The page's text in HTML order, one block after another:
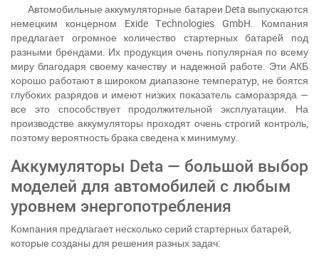
Автомобильные аккумуляторные батареи Deta выпускаются
немецким концерном Exide Тechnologies GmbH. Компания
предлагает огромное количество стартерных батарей под
разными брендами. Их продукция очень популярная по всему
миру благодаря своему качеству и надежной работе. Эти АКБ
хорошо работают в широком диапазоне температур, не боятся
глубоких разрядов и имеют низких показатель саморазряда —
все это способствует продолжительной эксплуатации. На
производстве аккумуляторы проходят очень строгий контроль,
поэтому вероятность брака сведена к минимуму.
Аккумуляторы Deta — большой выбор
моделей для автомобилей с любым
уровнем энергопотребления
Компания предлагает несколько серий стартерных батарей,
которые созданы для решения разных задач: